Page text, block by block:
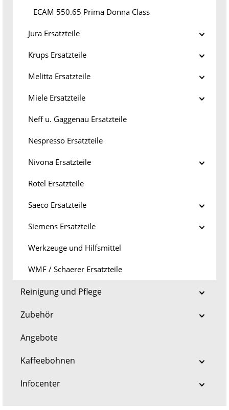
ECAM 550.65 Prima Donna Class
Jura Ersatzteile
Krups Ersatzteile
Melitta Ersatzteile
Miele Ersatzteile
Neff u. Gaggenau Ersatzteile
Nespresso Ersatzteile
Nivona Ersatzteile
Rotel Ersatzteile
Saeco Ersatzteile
Siemens Ersatzteile
Werkzeuge und Hilfsmittel
WMF / Schaerer Ersatzteile
Reinigung und Pflege
Zubehör
Angebote
Kaffeebohnen
Infocenter